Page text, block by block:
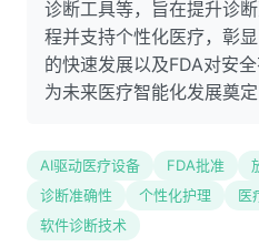
诊断工具等，旨在提升诊
程并支持个性化医疗，彰
的快速发展以及FDA对安
为未来医疗智能化发展奠定
AI驱动医疗设备 FDA批准
诊断准确性
个性化护理 医
软件诊断技术